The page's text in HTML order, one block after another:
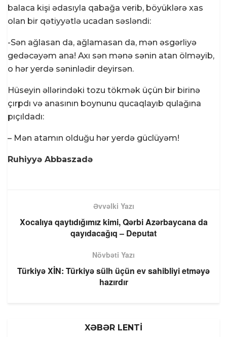
balaca kişi ədasıyla qabağa verib, böyüklərə xas
olan bir qətiyyətlə ucadan səsləndi:
-Sən ağlasan da, ağlamasan da, mən əsgərliyə
gedəcəyəm ana! Axı sən mənə sənin atan ölməyib,
o hər yerdə səninlədir deyirsən.
Hüseyin əllərindəki tozu tökmək üçün bir birinə
çırpdı və anasının boynunu qucaqlayıb qulağına
pıçıldadı:
– Mən atamın olduğu hər yerdə güclüyəm!
Ruhiyyə Abbaszadə
Əvvəlki Yazı
Xocalıya qaytıdığımız kimi, Qərbi Azərbaycana da
qayıdacağıq – Deputat
Növbəti Yazı
Türkiyə XİN: Türkiyə sülh üçün ev sahibliyi etməyə
hazırdır
XƏBƏR LENTİ